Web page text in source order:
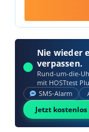
Nie wieder
verpassen.
Rund-um-die-
mit HOSTtest
SMS‑Alarm
Jetzt